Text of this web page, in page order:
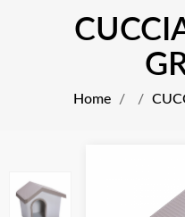
Home